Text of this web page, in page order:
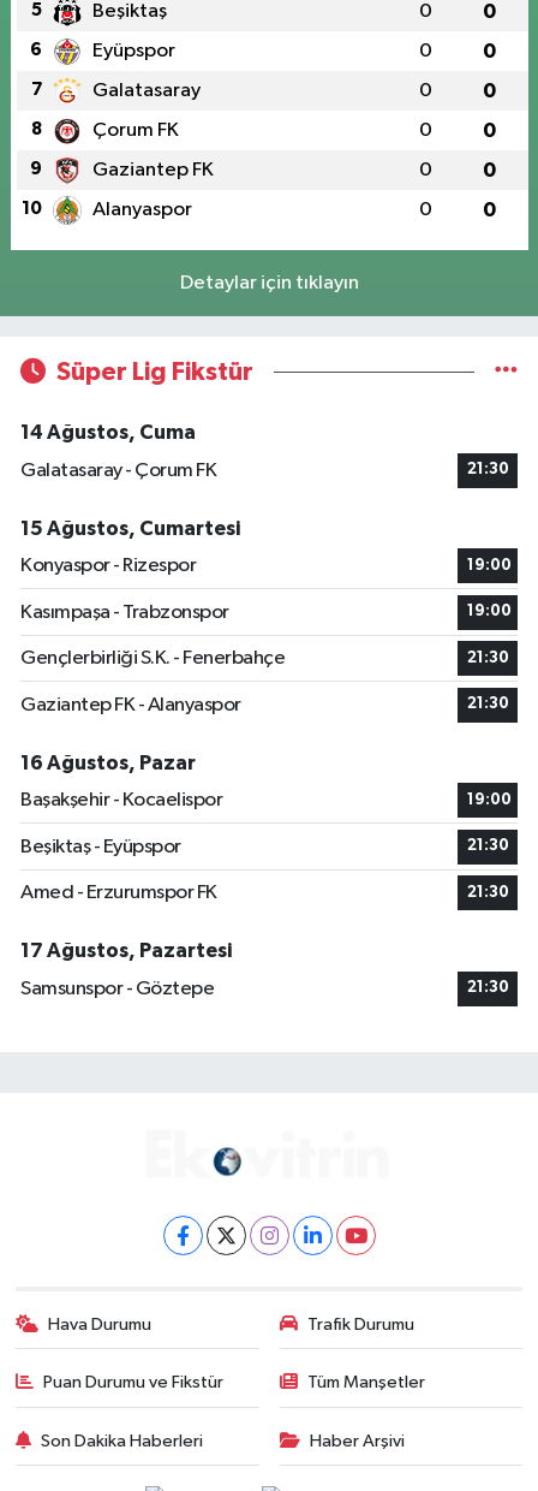
5 Beşiktaş 0 0
6 Eyüpspor 0 0
7 Galatasaray 0 0
8 Çorum FK 0 0
9 Gaziantep FK 0 0
10 Alanyaspor 0 0
Detaylar için tıklayın
Süper Lig Fikstür
14 Ağustos, Cuma
Galatasaray - Çorum FK
21:30
15 Ağustos, Cumartesi
Konyaspor - Rizespor
19:00
Kasımpaşa - Trabzonspor 19:00
Gençlerbirliği S.K. - Fenerbahçe 21:30
Gaziantep FK - Alanyaspor 21:30
16 Ağustos, Pazar
Başakşehir - Kocaelispor
19:00
Beşiktaş - Eyüpspor 21:30
Amed - Erzurumspor FK 21:30
17 Ağustos, Pazartesi
Samsunspor - Göztepe
21:30
Hava Durumu Trafik Durumu
Puan Durumu ve Fikstür Tüm Manşetler
Son Dakika Haberleri Haber Arşivi